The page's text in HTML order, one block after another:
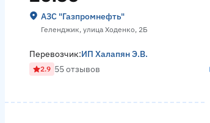
АЗС "Газпромнефть"
Геленджик, улица Ходенко, 2Б
Перевозчик:ИП Халапян Э.В.
2.9 55 отзывов